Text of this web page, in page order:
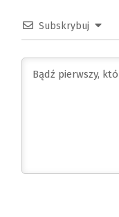
Subskrybuj